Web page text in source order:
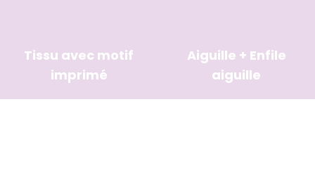
Tissu avec motif
imprimé
Aiguille + Enfile
aiguille